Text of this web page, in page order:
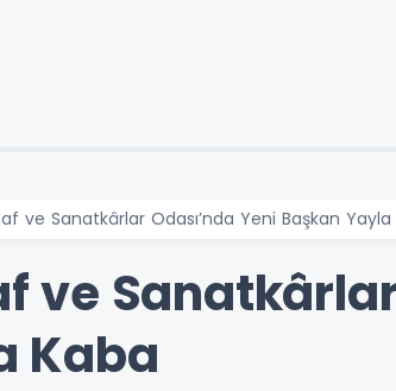
ve Sanatkârlar Odası’nda Yeni Başkan
ve
Kaba